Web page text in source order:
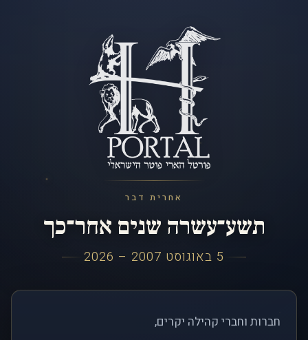
אחרית דבר
תשע־עשרה שנים אחר־כך
5 באוגוסט 2007 – 2026
חברות וחברי קהילה יקרים,